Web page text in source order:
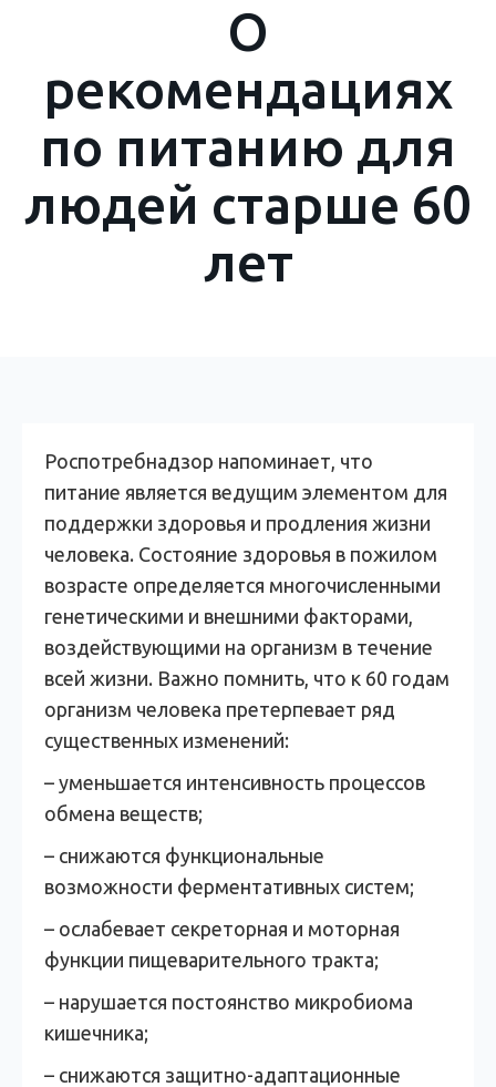
О
рекомендациях
по питанию для
людей старше 60
лет
Роспотребнадзор напоминает, что
питание является ведущим элементом для
поддержки здоровья и продления жизни
человека. Состояние здоровья в пожилом
возрасте определяется многочисленными
генетическими и внешними факторами,
воздействующими на организм в течение
всей жизни. Важно помнить, что к 60 годам
организм человека претерпевает ряд
существенных изменений:
– уменьшается интенсивность процессов
обмена веществ;
– снижаются функциональные
возможности ферментативных систем;
– ослабевает секреторная и моторная
функции пищеварительного тракта;
– нарушается постоянство микробиома
кишечника;
– снижаются защитно-адаптационные